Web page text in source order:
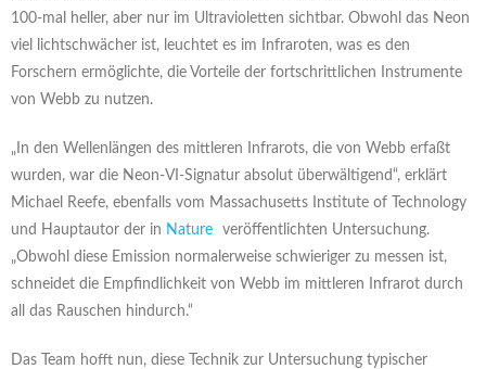
100-mal heller, aber nur im Ultravioletten sichtbar. Obwohl das Neon
viel lichtschwächer ist, leuchtet es im Infraroten, was es den
Forschern ermöglichte, die Vorteile der fortschrittlichen Instrumente
von Webb zu nutzen.
„In den Wellenlängen des mittleren Infrarots, die von Webb erfaßt
wurden, war die Neon-VI-Signatur absolut überwältigend“, erklärt
Michael Reefe, ebenfalls vom Massachusetts Institute of Technology
und Hauptautor der in Nature
veröffentlichten Untersuchung.
„Obwohl diese Emission normalerweise schwieriger zu messen ist,
schneidet die Empfindlichkeit von Webb im mittleren Infrarot durch
all das Rauschen hindurch.“
Das Team hofft nun, diese Technik zur Untersuchung typischer